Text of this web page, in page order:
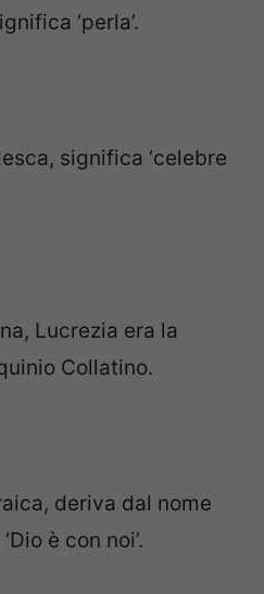
‘perla’.
significa ‘celebre
Lucrezia era la
Collatino.
deriva dal nome
è con noi’.